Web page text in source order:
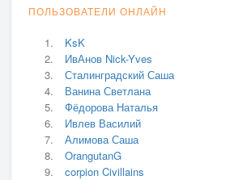
ПОЛЬЗОВАТЕЛИ ОНЛАЙН
KsK
ИвАнов Nick-Yves
Сталинградский Саша
Ванина Светлана
Фёдорова Наталья
Ивлев Василий
Алимова Саша
OrangutanG
corpion Civillains